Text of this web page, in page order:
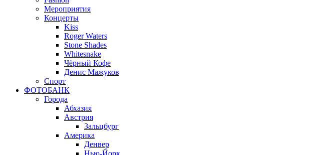
Мероприятия
Концерты
Kiss
Roger Waters
Stone Shades
Whitesnake
Чёрный Кофе
Денис Мажуков
Спорт
ФОТОБАНК
Города
Абхазия
Австрия
Зальцбург
Америка
Денвер
Нью-Йорк